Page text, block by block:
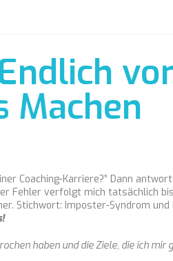
Machen
Coaching-Karriere?” Dann
Fehler verfolgt mich tatsächlich
Stichwort: Imposter-Syndrom
haben und die Ziele, die ich mir